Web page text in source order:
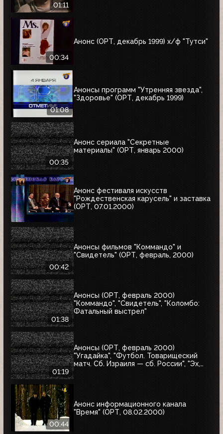
01:11
00:34
Анонс (ОРТ, декабрь 1999) х/ф "Тутси"
01:08
Анонсы программ "Утренняя звезда",
"Здоровье" (ОРТ, декабрь 1999)
00:35
Анонс сериала "Секретные
материалы" (ОРТ, январь 2000)
Анонс фестиваля искусств
"Рождественская карусель" и заставка
(ОРТ, 07.01.2000)
00:42
Анонсы фильмов "Коммандо" и
"Свидетель" (ОРТ, февраль, 2000)
01:38
Анонсы (ОРТ, февраль 2000)
"Коммандо", "Свидетель", "Коломбо:
Фатальный выстрел"
01:19
Анонсы (ОРТ, февраль 2000)
"Угадайка", "Футбол. Товарищеский
матч. Сб. Израиля — сб. России", "Эх,
00:44
Анонс информационного канала
"Время" (ОРТ, 08.02.2000)